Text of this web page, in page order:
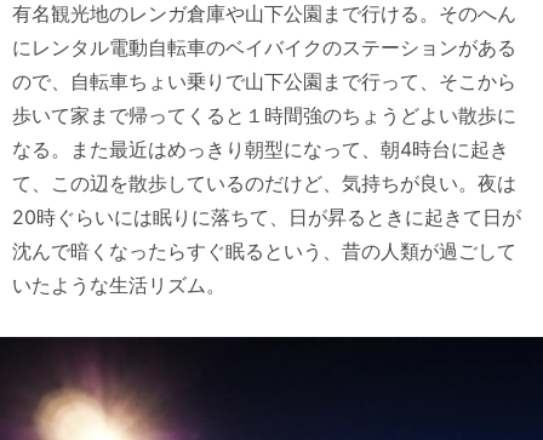
有名観光地のレンガ倉庫や山下公園まで行ける。そのへん
にレンタル電動自転車のベイバイクのステーションがある
ので、自転車ちょい乗りで山下公園まで行って、そこから
歩いて家まで帰ってくると１時間強のちょうどよい散歩に
なる。また最近はめっきり朝型になって、朝4時台に起き
て、この辺を散歩しているのだけど、気持ちが良い。夜は
20時ぐらいには眠りに落ちて、日が昇るときに起きて日が
沈んで暗くなったらすぐ眠るという、昔の人類が過ごして
いたような生活リズム。